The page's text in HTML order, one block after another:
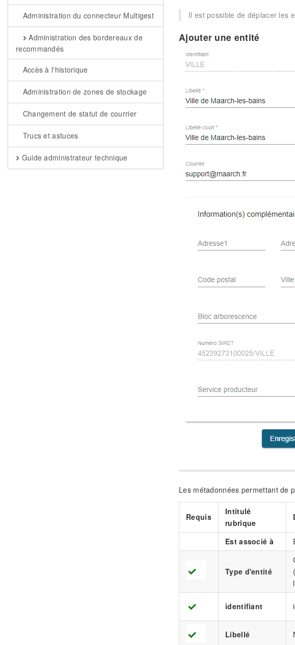
Administration du connecteur Multigest
Administration des bordereaux de
recommandés
Accès à l'historique
Administration de zones de stockage
Changement de statut de courrier
Trucs et astuces
Guide administrateur technique
Il est possible de déplacer les
Ajouter une entité
Les métadonnées permettant de
Requis
Intitulé
rubrique
Est associé à
Type d'entité
identifiant
Libellé